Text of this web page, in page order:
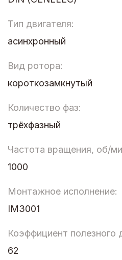
Тип двигателя:
асинхронный
Вид ротора:
короткозамкнутый
Количество фаз:
трёхфазный
Частота вращения, об/
1000
Монтажное исполнение:
IM3001
Коэффициент
62